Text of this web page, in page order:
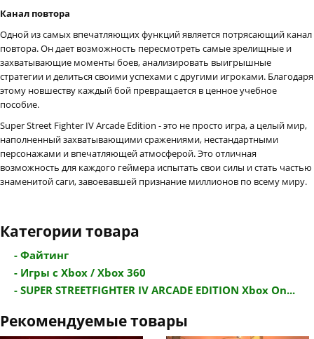
Канал повтора
Одной из самых впечатляющих функций является потрясающий канал
повтора. Он дает возможность пересмотреть самые зрелищные и
захватывающие моменты боев, анализировать выигрышные
стратегии и делиться своими успехами с другими игроками. Благодаря
этому новшеству каждый бой превращается в ценное учебное
пособие.
Super Street Fighter IV Arcade Edition - это не просто игра, а целый мир,
наполненный захватывающими сражениями, нестандартными
персонажами и впечатляющей атмосферой. Это отличная
возможность для каждого геймера испытать свои силы и стать частью
знаменитой саги, завоевавшей признание миллионов по всему миру.
Категории товара
- Файтинг
- Игры с Xbox / Xbox 360
- SUPER STREETFIGHTER IV ARCADE EDITION Xbox On...
Рекомендуемые товары